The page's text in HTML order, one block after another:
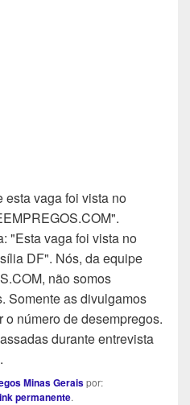
esta vaga foi vista no
"Esta vaga foi vista no
DF". Nós, da equipe
não somos
Somente as divulgamos
número de desempregos.
durante entrevista
Minas Geraispor:
permanente.